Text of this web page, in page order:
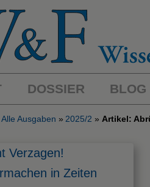
DOSSIER BLOG
Alle Ausgaben 2025/2 Artikel: